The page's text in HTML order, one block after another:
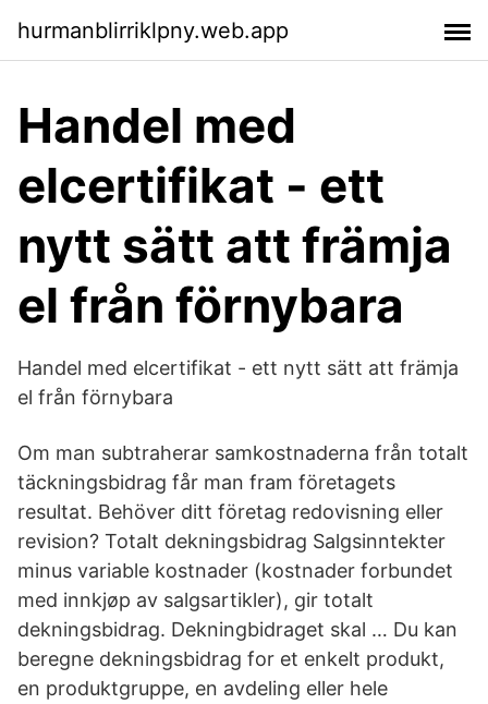
hurmanblirriklpny.web.app
Handel med
elcertifikat - ett
nytt sätt att främja
el från förnybara
Handel med elcertifikat - ett nytt sätt att främja
el från förnybara
Om man subtraherar samkostnaderna från totalt
täckningsbidrag får man fram företagets
resultat. Behöver ditt företag redovisning eller
revision? Totalt dekningsbidrag Salgsinntekter
minus variable kostnader (kostnader forbundet
med innkjøp av salgsartikler), gir totalt
dekningsbidrag. Dekningbidraget skal … Du kan
beregne dekningsbidrag for et enkelt produkt,
en produktgruppe, en avdeling eller hele